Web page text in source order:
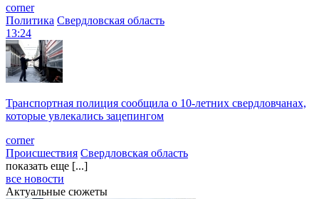
corner
Политика Свердловская область
13:24
Транспортная полиция сообщила о 10-летних свердловчанах,
которые увлекались зацепингом
corner
Происшествия Свердловская область
показать еще [...]
все новости
Актуальные сюжеты